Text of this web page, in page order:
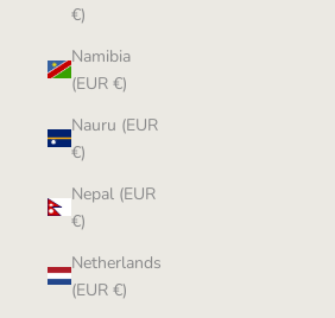
€)
Namibia
(EUR €)
Nauru (EUR
€)
Nepal (EUR
€)
Netherlands
(EUR €)